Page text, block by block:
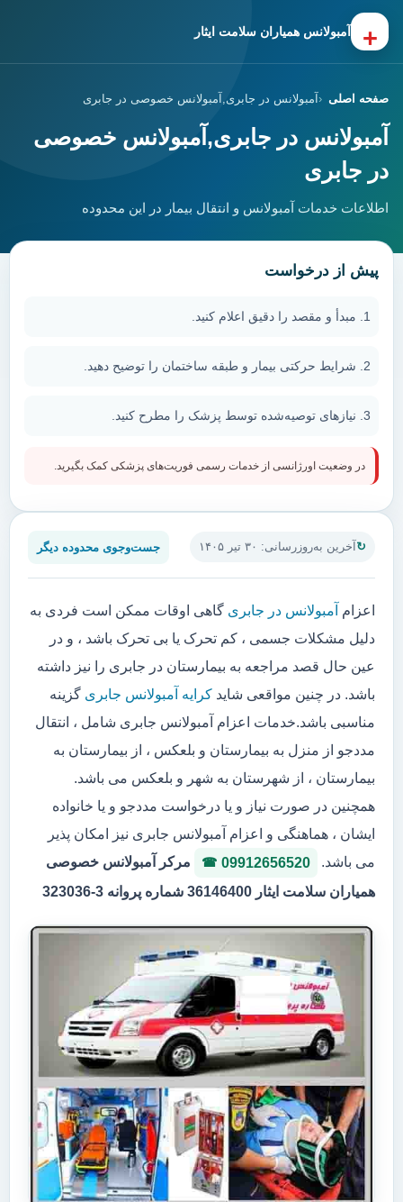
+ آمبولانس همیاران سلامت ایثار
صفحه اصلی آمبولانس در جابری,آمبولانس خصوصی در جابری
آمبولانس در جابری,آمبولانس خصوصی
در جابری
اطلاعات خدمات آمبولانس و انتقال بیمار در این محدوده
آخرین به‌روزرسانی: ۳۰ تیر ۱۴۰۵ جست‌وجوی محدوده دیگر
اعزام آمبولانس در جابری گاهی اوقات ممکن است فردی به
دلیل مشکلات جسمی ، کم تحرک یا بی تحرک باشد ، و در
عین حال قصد مراجعه به بیمارستان در جابری را نیز داشته
باشد. در چنین مواقعی شاید کرایه آمبولانس جابری گزینه
مناسبی باشد.خدمات اعزام آمبولانس جابری شامل ، انتقال
مددجو از منزل به بیمارستان و بلعکس ، از بیمارستان به
بیمارستان ، از شهرستان به شهر و بلعکس می باشد.
همچنین در صورت نیاز و یا درخواست مددجو و یا خانواده
ایشان ، هماهنگی و اعزام آمبولانس جابری نیز امکان پذیر
می باشد.
09912656520
مرکر آمبولانس خصوصی
همیاران سلامت ایثار 36146400 شماره پروانه 3-323036
پیش از درخواست
مبدأ و مقصد را دقیق اعلام کنید.
شرایط حرکتی بیمار و طبقه ساختمان را توضیح دهید.
نیازهای توصیه‌شده توسط پزشک را مطرح کنید.
در وضعیت اورژانسی از خدمات رسمی فوریت‌های پزشکی کمک بگیرید.